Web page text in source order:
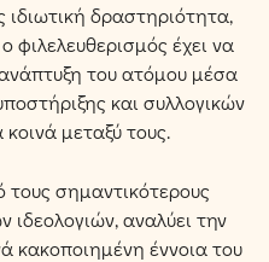
δραστηριότητα,
φιλελευθερισμός έχει να
του ατόμου μέσα
και συλλογικών
μεταξύ τους.
σημαντικότερους
ιδεολογιών, αναλύει την
κακοποιημένη έννοια του